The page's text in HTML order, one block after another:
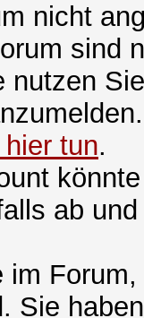
nicht
sind
nutzen
tun.
ab
im
Sie